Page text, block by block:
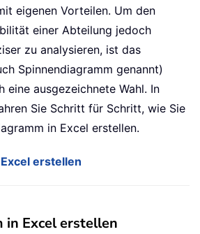
eigenen Vorteilen. Um den
einer Abteilung jedoch
zu analysieren, ist das
Spinnendiagramm genannt)
eine ausgezeichnete Wahl. In
Sie Schritt für Schritt, wie Sie
in Excel erstellen.
erstellen
in Excel erstellen